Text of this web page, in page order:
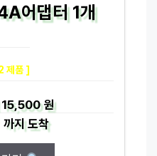
어댑터 1개
제품 ]
15,500 원
까지도착